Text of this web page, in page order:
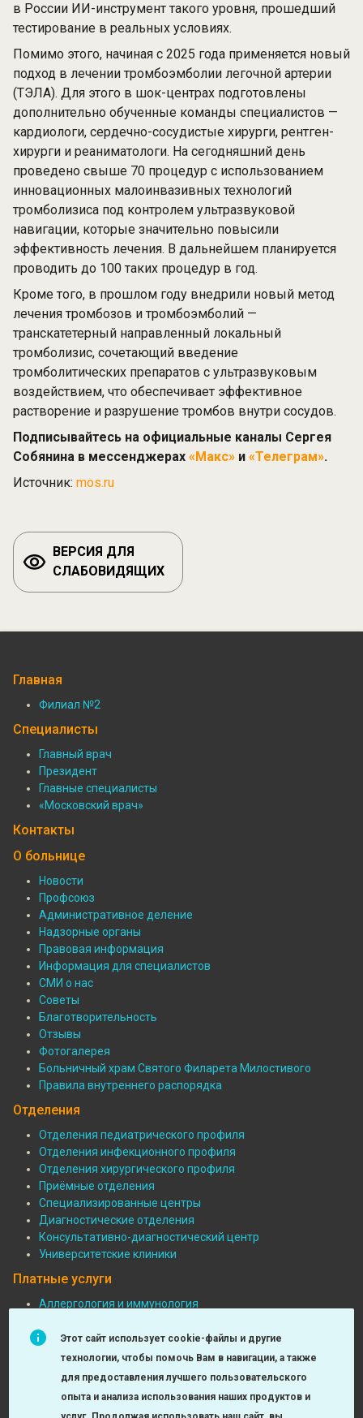
в России ИИ-инструмент такого уровня, прошедший
тестирование в реальных условиях.
Помимо этого, начиная с 2025 года применяется новый
подход в лечении тромбоэмболии легочной артерии
(ТЭЛА). Для этого в шок-центрах подготовлены
дополнительно обученные команды специалистов —
кардиологи, сердечно-сосудистые хирурги, рентген-
хирурги и реаниматологи. На сегодняшний день
проведено свыше 70 процедур с использованием
инновационных малоинвазивных технологий
тромболизиса под контролем ультразвуковой
навигации, которые значительно повысили
эффективность лечения. В дальнейшем планируется
проводить до 100 таких процедур в год.
Кроме того, в прошлом году внедрили новый метод
лечения тромбозов и тромбоэмболий —
транскатетерный направленный локальный
тромболизис, сочетающий введение
тромболитических препаратов с ультразвуковым
воздействием, что обеспечивает эффективное
растворение и разрушение тромбов внутри сосудов.
Подписывайтесь на официальные каналы Сергея
Собянина в мессенджерах «Макс» и «Телеграм».
Источник: mos.ru
ВЕРСИЯ ДЛЯ
СЛАБОВИДЯЩИХ
Главная
Подвал:
Филиалы
Филиал №2
Специалисты
Подвал:
Специалисты
Главный врач
Президент
Главные специалисты
«Московский врач»
Контакты
О больнице
Подвал:
больнице
Новости
Профсоюз
Административное деление
Надзорные органы
Правовая информация
Информация для специалистов
СМИ о нас
Советы
Благотворительность
Отзывы
Фотогалерея
Больничный храм Святого Филарета Милостивого
Правила внутреннего распорядка
Отделения
Подвал:
Отделения
Отделения педиатрического профиля
Отделения инфекционного профиля
Отделения хирургического профиля
Приёмные отделения
Специализированные центры
Диагностические отделения
Консультативно-диагностический центр
Университетские клиники
Платные услуги
Подвал:
Платные
услуги
Аллергология и иммунология
Функциональная диагностика
Детская хирургия
Этот сайт использует cookie-файлы и другие
технологии, чтобы помочь Вам в навигации, а также
для предоставления лучшего пользовательского
опыта и анализа использования наших продуктов и